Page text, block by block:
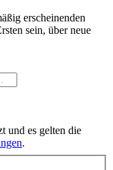
erscheinenden
sein, über neue
und es gelten die
.